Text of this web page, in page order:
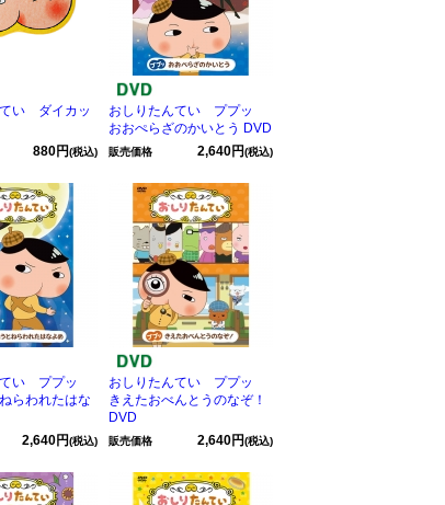
い ダイカッ
880円(税込)
おしりたんてい ププッ
おおぺらざのかいとう DVD
販売価格 2,640円(税込)
てい ププッ
らわれたはな
2,640円(税込)
おしりたんてい ププッ
きえたおべんとうのなぞ！
DVD
販売価格 2,640円(税込)